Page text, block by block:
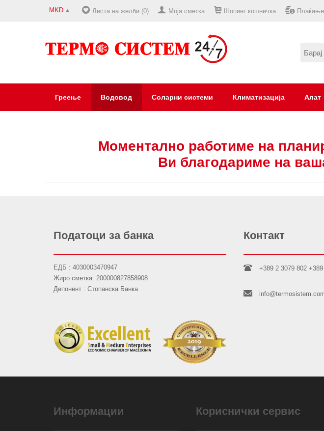
MKD Листа на желби (0) Моја сметка Шопинг кошничка Плаќање
Греење Водовод Соларни системи Климатизација Алат
Моментално работиме на
Ви благодариме на
Податоци за банка
ЕДБ : 4030003470947
Жиро сметка: 200000827858908
Депонент : Стопанска Банка
Контакт
+389 2 3079 802
Информации Кориснички сервис